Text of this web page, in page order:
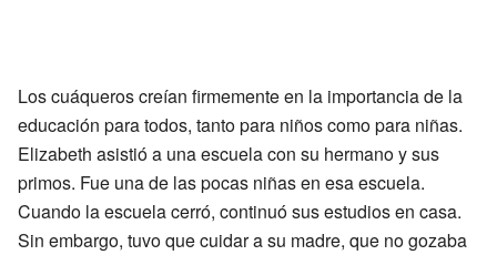
Los cuáqueros creían firmemente en la importancia de la
educación para todos, tanto para niños como para niñas.
Elizabeth asistió a una escuela con su hermano y sus
primos. Fue una de las pocas niñas en esa escuela.
Cuando la escuela cerró, continuó sus estudios en casa.
Sin embargo, tuvo que cuidar a su madre, que no gozaba